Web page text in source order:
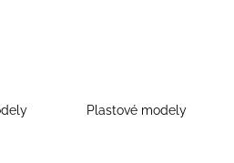
Plastové modely